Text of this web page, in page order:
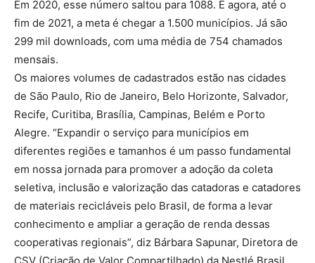
Em 2020, esse número saltou para 1088. E agora, até o
fim de 2021, a meta é chegar a 1.500 municípios. Já são
299 mil downloads, com uma média de 754 chamados
mensais.
Os maiores volumes de cadastrados estão nas cidades
de São Paulo, Rio de Janeiro, Belo Horizonte, Salvador,
Recife, Curitiba, Brasília, Campinas, Belém e Porto
Alegre. “Expandir o serviço para municípios em
diferentes regiões e tamanhos é um passo fundamental
em nossa jornada para promover a adoção da coleta
seletiva, inclusão e valorização das catadoras e catadores
de materiais recicláveis pelo Brasil, de forma a levar
conhecimento e ampliar a geração de renda dessas
cooperativas regionais”, diz Bárbara Sapunar, Diretora de